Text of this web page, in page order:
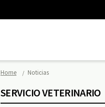
Home Noticias
SERVICIO VETERINARIO